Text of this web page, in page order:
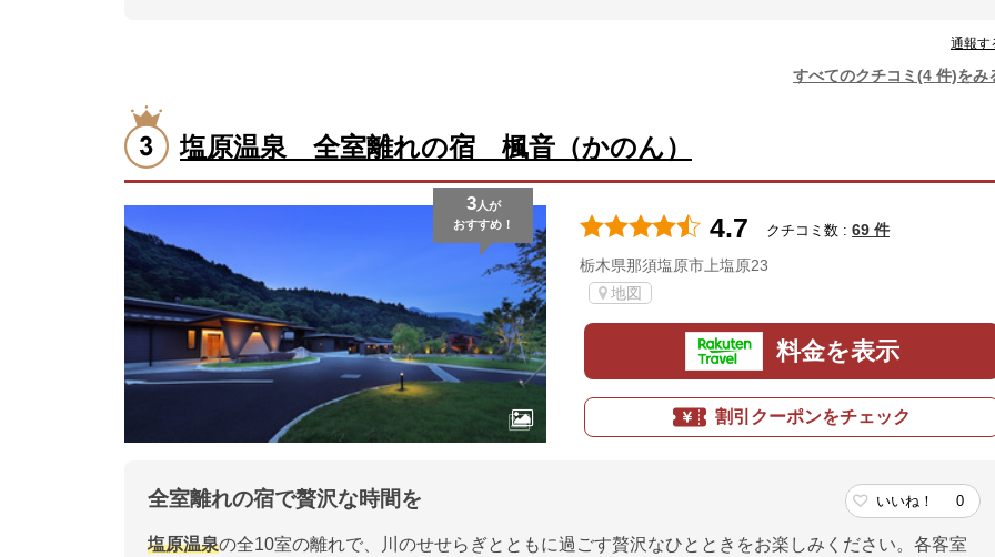
通報す
すべてのクチコミ(4 件)をみ
塩原温泉 全室離れの宿 楓音（かのん）
3人が
おすすめ！
4.7 クチコミ数 : 69 件
栃木県那須塩原市上塩原23
地図
料金を表示
割引クーポンをチェック
全室離れの宿で贅沢な時間を いいね！ 0
塩原温泉の全10室の離れで、川のせせらぎとともに過ごす贅沢なひとときをお楽しみください。各客室